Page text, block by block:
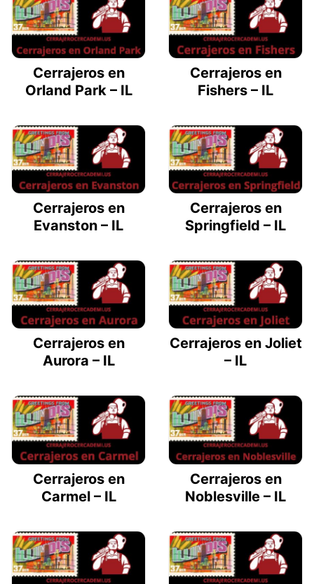
Cerrajeros en
Orland Park – IL
Cerrajeros en
Fishers – IL
Cerrajeros en
Evanston – IL
Cerrajeros en
Springfield – IL
Cerrajeros en
Aurora – IL
Cerrajeros en Joliet
– IL
Cerrajeros en
Carmel – IL
Cerrajeros en
Noblesville – IL